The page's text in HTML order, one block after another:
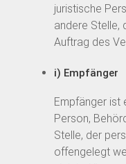
juristische
andere Stelle,
Auftrag des
i) Empfänger
Empfänger ist
Person,
Stelle, der
offengelegt